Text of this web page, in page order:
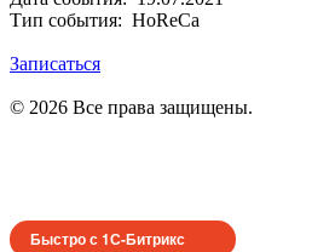
Тип события: HoReCa
Записаться
© 2026 Все права защищены.
Быстро с 1С-Битрикс